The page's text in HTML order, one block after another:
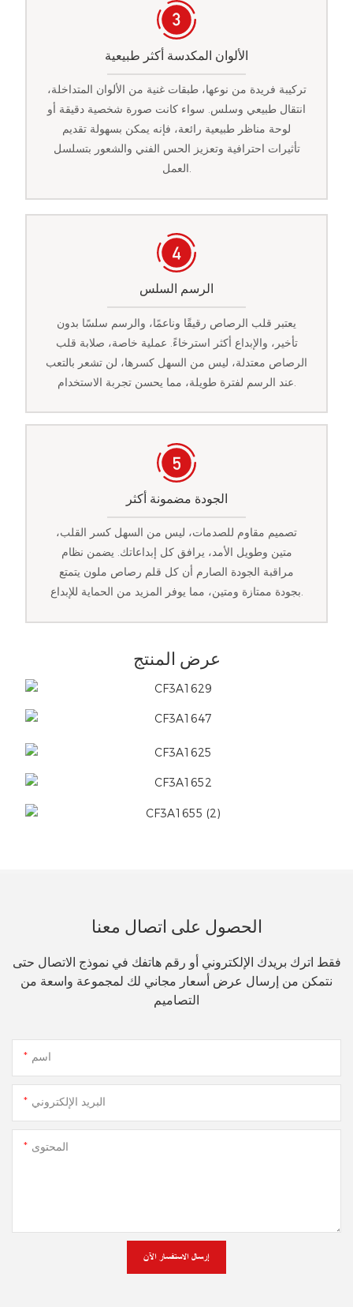
الألوان المكدسة أكثر طبيعية
تركيبة فريدة من نوعها، طبقات غنية من الألوان المتداخلة،
انتقال طبيعي وسلس. سواء كانت صورة شخصية دقيقة أو
لوحة مناظر طبيعية رائعة، فإنه يمكن بسهولة تقديم
تأثيرات احترافية وتعزيز الحس الفني والشعور بتسلسل
العمل.
الرسم السلس
يعتبر قلب الرصاص رقيقًا وناعمًا، والرسم سلسًا بدون
تأخير، والإبداع أكثر استرخاءً. عملية خاصة، صلابة قلب
الرصاص معتدلة، ليس من السهل كسرها، لن تشعر بالتعب
الجودة مضمونة أكثر
تصميم مقاوم للصدمات، ليس من السهل كسر القلب،
متين وطويل الأمد، يرافق كل إبداعاتك. يضمن نظام
مراقبة الجودة الصارم أن كل قلم رصاص ملون يتمتع
بجودة ممتازة ومتين، مما يوفر المزيد من الحماية للإبداع.
عرض المنتج
الحصول على اتصال معنا
فقط اترك بريدك الإلكتروني أو رقم هاتفك في نموذج الاتصال حتى
نتمكن من إرسال عرض أسعار مجاني لك لمجموعة واسعة من
التصاميم
اسم
البريد الإلكتروني
المحتوى
إرسال الاستفسار الآن